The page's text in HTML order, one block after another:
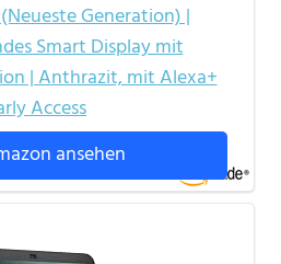
Generation) |
Smart Display mit
| Anthrazit, mit Alexa+
Access
ansehen